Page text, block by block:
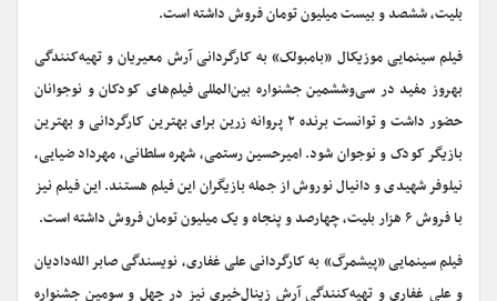
بلیت، ششصد و بیست میلیون تومان فروش داشته است.
فیلم سینمایی موزیکال «بامبولک» به کارگردانی آرش معیریان و تهیه‌کنندگی
بهروز مفید در سی‌وششمین جشنواره بین‌المللی فیلم‌های کودکان و نوجوانان
حضور داشت و توانست برنده ۲ پروانه زرین برای بهترین کارگردانی و بهترین
بازیگر کودک و نوجوان شود. امیرحسین رستمی، شهره سلطانی، مهرداد ضیایی،
نیلوفر شهیدی و دانیال نوروش از جمله بازیگران این فیلم هستند. این فیلم نیز
با فروش ۶ هزار بلیت، چهارصد و پنجاه و یک میلیون تومان فروش داشته است.
فیلم سینمایی «پیشمرگ» به کارگردانی علی غفاری، نویسندگی صابر الله‌دادیان
و علی غفاری و تهیه‌کنندگی آرش زینال‌خیری نیز در چهل و سومین جشنواره